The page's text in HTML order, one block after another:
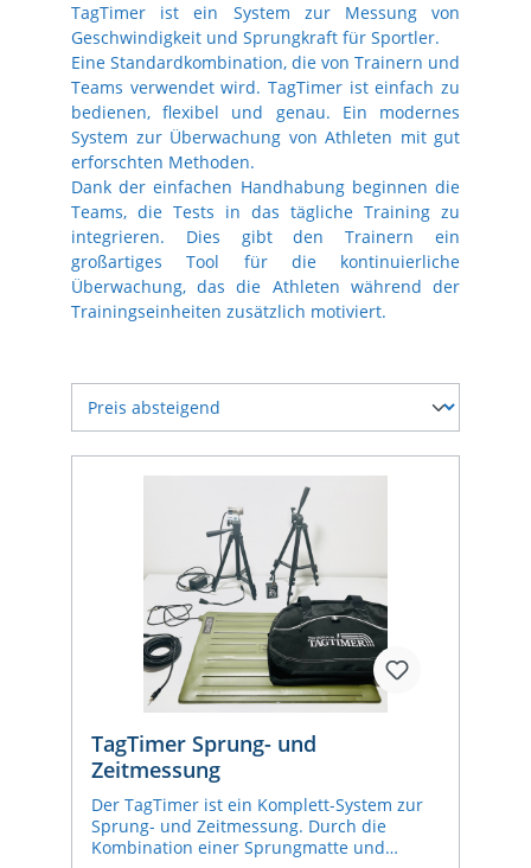
TagTimer ist ein System zur Messung von
Geschwindigkeit und Sprungkraft für Sportler.
Eine Standardkombination, die von Trainern und
Teams verwendet wird. TagTimer ist einfach zu
bedienen, flexibel und genau. Ein modernes
System zur Überwachung von Athleten mit gut
erforschten Methoden.
Dank der einfachen Handhabung beginnen die
Teams, die Tests in das tägliche Training zu
integrieren. Dies gibt den Trainern ein
großartiges Tool für die kontinuierliche
Überwachung, das die Athleten während der
Trainingseinheiten zusätzlich motiviert.
TagTimer Sprung- und
Zeitmessung
Der TagTimer ist ein Komplett-System zur
Sprung- und Zeitmessung. Durch die
Kombination einer Sprungmatte und